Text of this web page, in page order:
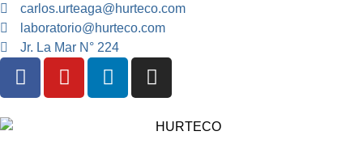
carlos.urteaga@hurteco.com
laboratorio@hurteco.com
Jr. La Mar N° 224